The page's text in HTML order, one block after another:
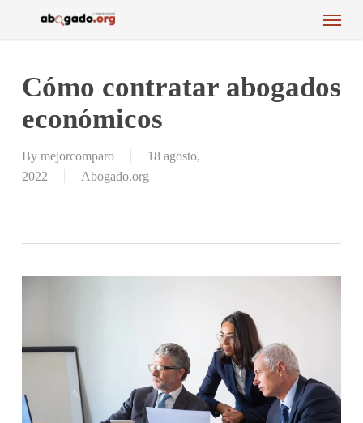
Menu
Cómo contratar abogados
económicos
By mejorcomparo
18 agosto,
2022
Abogado.org